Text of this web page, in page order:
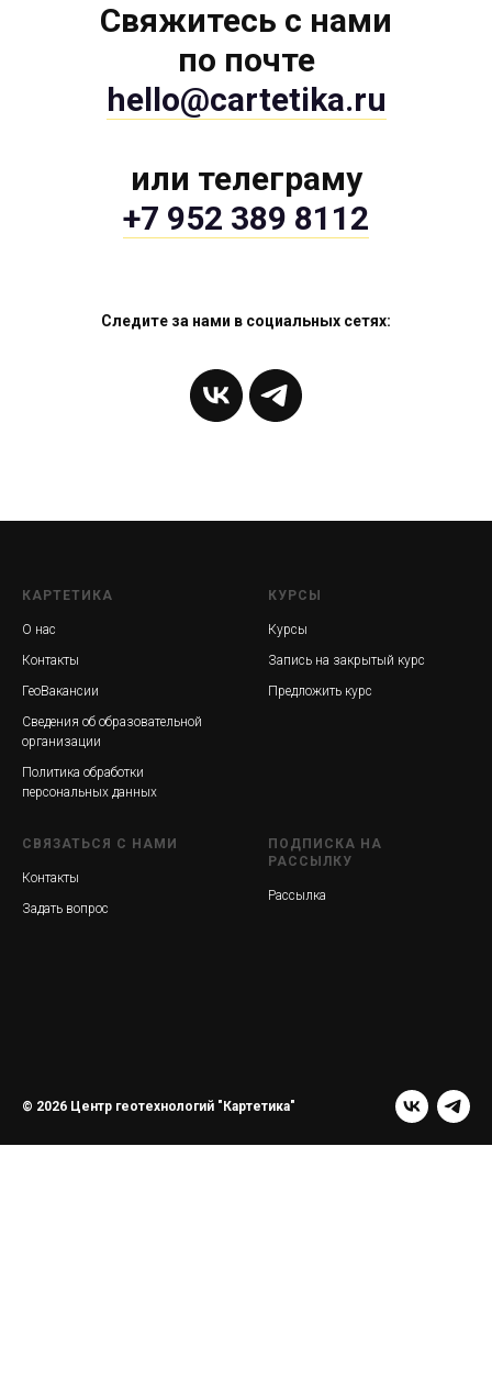
Свяжитесь с нами
по почте
hello@cartetika.ru
или телеграму
+7 952 389 8112
Следите за нами в социальных сетях:
КАРТЕТИКА
О нас
Контакты
ГеоВакансии
Сведения об образовательной
организации
Политика обработки
персональных данных
КУРСЫ
Курсы
Запись на закрытый курс
Предложить курс
СВЯЗАТЬСЯ С НАМИ
Контакты
Задать вопрос
ПОДПИСКА НА
РАССЫЛКУ
Рассылка
© 2026 Центр геотехнологий "Картетика"